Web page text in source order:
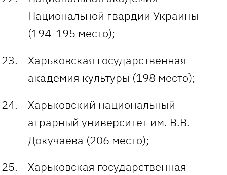
Национальной гвардии Украины
(194-195 место);
Харьковская государственная
академия культуры (198 место);
Харьковский национальный
аграрный университет им. В.В.
Докучаева (206 место);
Харьковская государственная